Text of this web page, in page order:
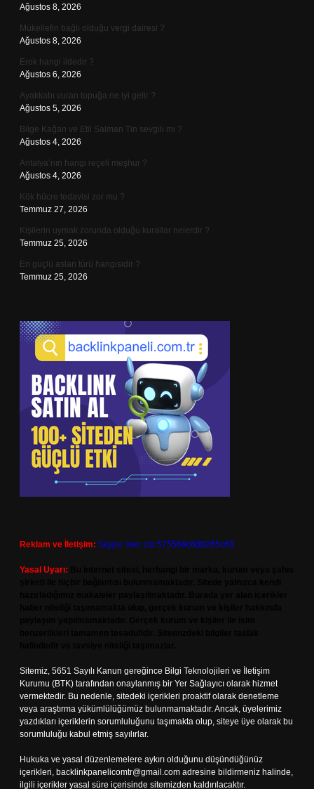
Ağustos 8, 2026
Mükellefin bağlı olduğu vergi dairesi ?
Ağustos 8, 2026
Erok hangi ildedir ?
Ağustos 6, 2026
Ayakkabı vuran topuğa ne iyi gelir ?
Ağustos 5, 2026
Bilge Kağan ve Etil Salman Tin sevgili mi ?
Ağustos 4, 2026
Antalya’nın hangi reçeli meşhur ?
Ağustos 4, 2026
Kök hücre tedavisi zor mu ?
Temmuz 27, 2026
Kişilerin uymak zorunda olduğu kurallar nelerdir ?
Temmuz 25, 2026
En güçlü aslan türü hangisidir ?
Temmuz 25, 2026
Reklam ve İletişim: Skype: live:.cid.575569c608265c69
Yasal Uyarı:
Sitemiz, 5651 Sayılı Kanun gereğince Bilgi Teknolojileri ve İletişim
Kurumu (BTK) tarafından onaylanmış bir Yer Sağlayıcı olarak hizmet
vermektedir. Bu nedenle, sitedeki içerikleri proaktif olarak denetleme
veya araştırma yükümlülüğümüz bulunmamaktadır. Ancak, üyelerimiz
yazdıkları içeriklerin sorumluluğunu taşımakta olup, siteye üye olarak bu
sorumluluğu kabul etmiş sayılırlar.
Hukuka ve yasal düzenlemelere aykırı olduğunu düşündüğünüz
içerikleri, backlinkpanelicomtr@gmail.com adresine bildirmeniz halinde,
ilgili içerikler yasal süre içerisinde sitemizden kaldırılacaktır.